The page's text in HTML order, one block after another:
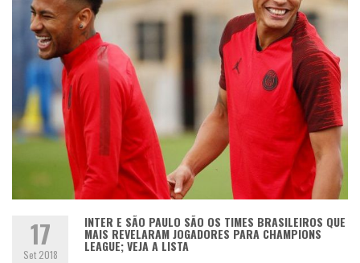
17
Set 2018
INTER E SÃO PAULO SÃO OS TIMES BRASILEIROS QUE
MAIS REVELARAM JOGADORES PARA CHAMPIONS
LEAGUE; VEJA A LISTA